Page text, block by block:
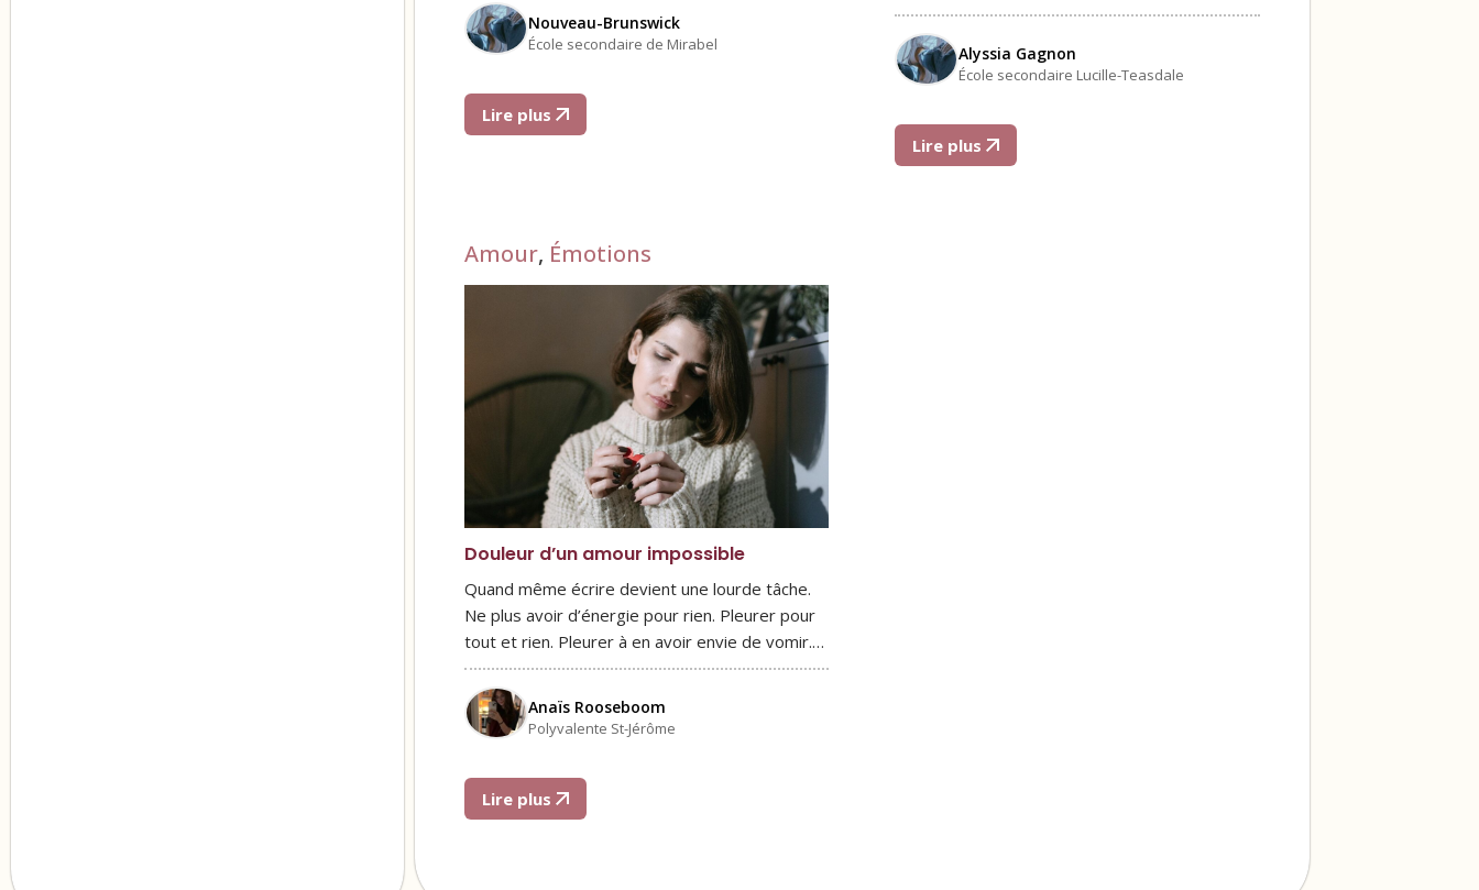
Nouveau-Brunswick
École secondaire de Mirabel
Lire plus
Alyssia Gagnon
École secondaire Lucille-Teasdale
Lire plus
Amour, Émotions
Douleur d’un amour impossible
Quand même écrire devient une lourde tâche.
Ne plus avoir d’énergie pour rien. Pleurer pour
tout et rien. Pleurer à en avoir envie de vomir.…
Anaïs Rooseboom
Polyvalente St-Jérôme
Lire plus